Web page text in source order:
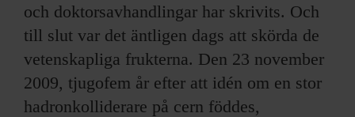
och doktorsavhandlingar har skrivits. Och
till slut var det äntligen dags att skörda de
vetenskapliga frukterna. Den 23 november
2009, tjugofem år efter att idén om en stor
hadronkolliderare på cern föddes,